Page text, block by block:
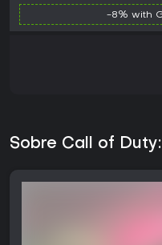
-8% with
Sobre Call of